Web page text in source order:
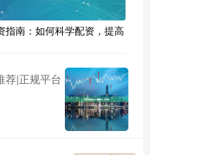
指南：如何科学配资，提高
荐|正规平台